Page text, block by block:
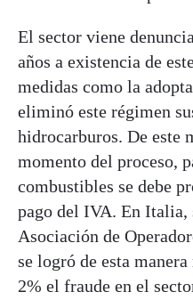
El sector viene
años a existencia de
medidas como la
eliminó este régimen
hidrocarburos. De este
momento del proceso,
combustibles se debe
pago del IVA. En Italia,
Asociación de
se logró de esta
2% el fraude en el